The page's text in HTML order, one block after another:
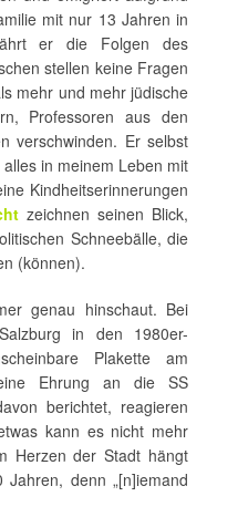
mit nur 13 Jahren in
er die Folgen des
stellen keine Fragen
mehr und mehr jüdische
Professoren aus den
verschwinden. Er selbst
in meinem Leben mit
Kindheitserinnerungen
zeichnen seinen Blick,
Schneebälle, die
(können).
genau hinschaut. Bei
in den 1980er-
Plakette am
Ehrung an die SS
berichtet, reagieren
kann es nicht mehr
Herzen der Stadt hängt
denn „[n]iemand